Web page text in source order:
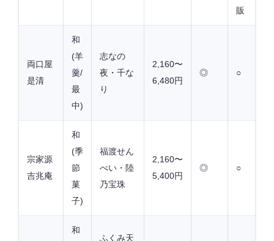
販
両口屋
是清
和
(羊
羹/
最
中)
志なの
夜・千な
り
2,160〜
6,480円
◎ ○
宗家源
吉兆庵
和
(季
節
菓
子)
福渡せん
べい・陸
乃宝珠
2,160〜
5,400円
◎ ○
和
ふくみ天